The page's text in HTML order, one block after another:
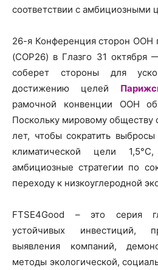
соответствии с амбициозными
26-я Конференция сторон ООН
(COP26) в Глазго 31 октября
соберет стороны для
достижению целей
рамочной конвенции ООН
Поскольку мировому обществу
лет, чтобы сократить
климатической цели
амбициозные стратегии по
переходу к низкоуглеродной
FTSE4Good – это серия
устойчивых инвестиций,
выявления компаний,
методы экологической,